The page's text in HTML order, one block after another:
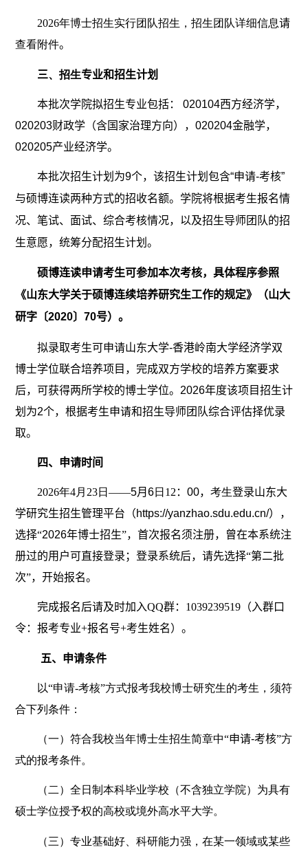
2026年博士招生实行团队招生，招生团队详细信息请
查看附件。
三、招生专业和招生计划
本批次学院拟招生专业包括： 020104西方经济学，
020203财政学 （含国家治理方向） ， 020204金融学，
020205产业经济学。
本批次招生计划为9个，该招生计划包含“申请-考核”
与硕博连读两种方式的招收名额。学院将根据考生报名情
况、笔试、面试、综合考核情况，以及招生导师团队的招
生意愿，统筹分配招生计划。
硕博连读申请考生可参加本次考核，具体程序参照
《山东大学关于硕博连续培养研究生工作的规定》（山大
研字〔2020〕 70号）。
拟录取考生可申请山东大学-香港岭南大学经济学双
博士学位联合培养项目，完成双方学校的培养方案要求
后，可获得两所学校的博士学位。 2026年度该项目招生计
划为2个，根据考生申请和招生导师团队综合评估择优录
取。
四、申请时间
2026年4月 23日 ——5月 6日 12 ： 00， 考生登录山东大
学研究生招生管理平台（https://yanzhao.sdu.edu.cn/），
选择“2026年博士招生”，首次报名须注册，曾在本系统注
册过的用户可直接登录；登录系统后，请先选择“第二批
次”，开始报名。
完成报名后请及时加入QQ群： 1039239519 （入群口
令：报考专业+报名号+考生姓名）。
五、申请条件
以“申请-考核”方式报考我校博士研究生的考生，须符
合下列条件：
（一）符合我校当年博士生招生简章中“申请-考核”方
式的报考条件。
（二）全日制本科毕业学校（不含独立学院）为具有
硕士学位授予权的高校或境外高水平大学。
（三）专业基础好、科研能力强，在某一领域或某些